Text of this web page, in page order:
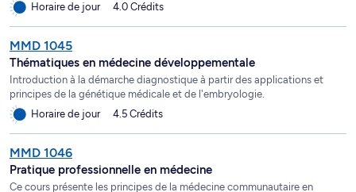
Horaire de jour
4.0 Crédits
MMD 1045
Thématiques en médecine développementale
Introduction à la démarche diagnostique à partir des applications et
principes de la génétique médicale et de l'embryologie.
Horaire de jour
4.5 Crédits
MMD 1046
Pratique professionnelle en médecine
Ce cours présente les principes de la médecine communautaire en